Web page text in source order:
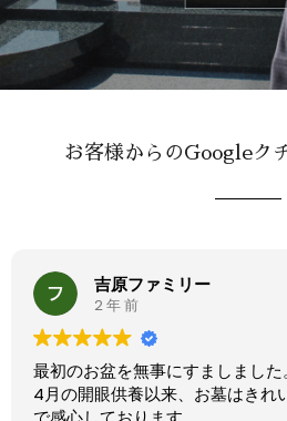
お客様からのGoogleク
吉原ファミリー
2 年 前
最初のお盆を無事にすましました。
4月の開眼供養以来、お墓はきれ